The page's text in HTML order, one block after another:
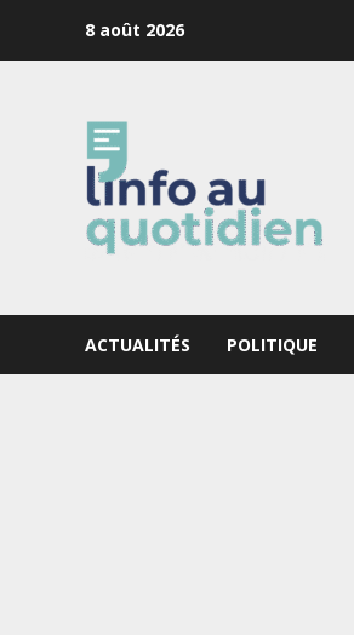
8 août 2026
ACTUALITÉS POLITIQUE